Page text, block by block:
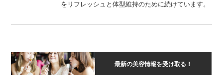
をリフレッシュと体型維持のために続けています。
最新の美容情報を受け取る！